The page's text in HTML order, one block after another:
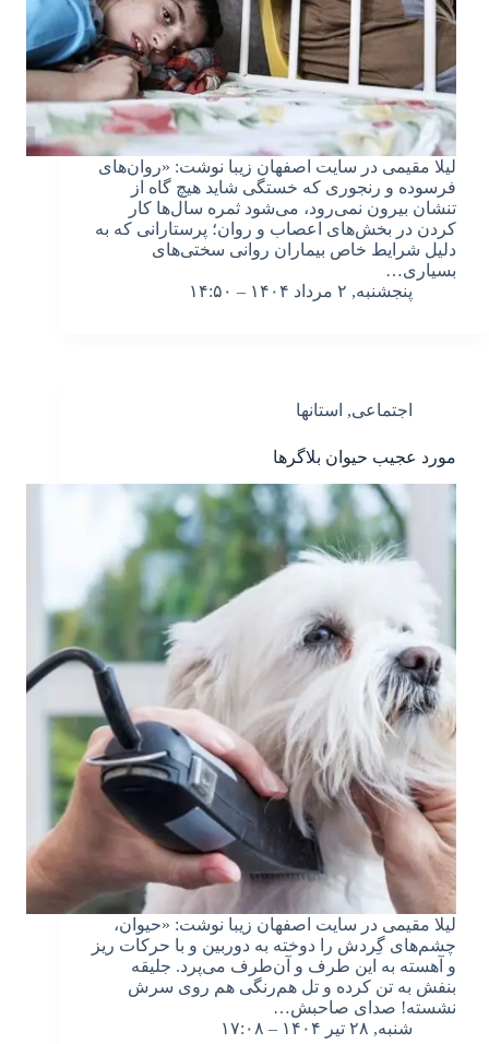
لیلا مقیمی در سایت اصفهان زیبا نوشت: «روان‌های
فرسوده و رنجوری که خستگی شاید هیچ گاه از
تنشان بیرون نمی‌رود، می‌شود ثمره سال‌ها کار
کردن در بخش‌های اعصاب و روان؛ پرستارانی که به
دلیل شرایط خاص بیماران روانی سختی‌های
بسیاری…
پنجشنبه, ۲ مرداد ۱۴۰۴ – ۱۴:۵۰
اجتماعی, استانها
مورد عجیب حیوان‌ بلاگرها
لیلا مقیمی در سایت اصفهان زیبا نوشت: «حیوان،
چشم‌های گِردش را دوخته به دوربین و با حرکات ریز
و آهسته به این طرف و آن‌طرف می‌پرد. جلیقه
بنفش به تن کرده و تل هم‌رنگی هم روی سرش
نشسته! صدای صاحبش…
شنبه, ۲۸ تیر ۱۴۰۴ – ۱۷:۰۸